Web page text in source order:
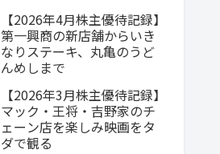
【2026年4月株主優待記録】
第一興商の新店舗からいき
なりステーキ、丸亀のうど
んめしまで
【2026年3月株主優待記録】
マック・王将・吉野家のチ
ェーン店を楽しみ映画をタ
ダで観る